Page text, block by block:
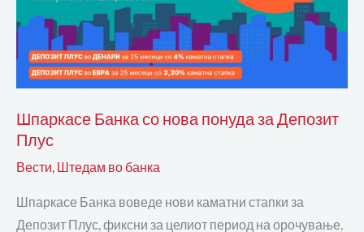
Шпаркасе Банка со нова понуда за Депозит
Плус
Вести Штедам во банка
Шпаркасе Банка воведе нови каматни стапки за
Депозит Плус, фиксни за целиот период на орочување,
Депозит
Плус